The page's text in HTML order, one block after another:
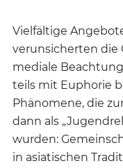
Vielfältige
verunsicherten die
mediale
teils mit Euphorie
Phänomene, die
dann als
wurden:
in asiatischen